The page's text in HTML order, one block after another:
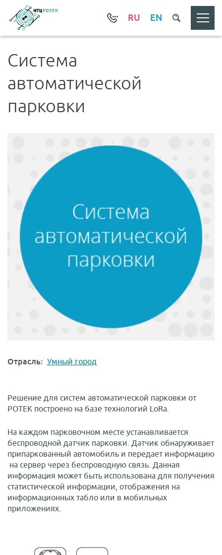
RU EN
Система
автоматической
парковки
Отрасль: Умный город
Решение для систем автоматической парковки от
РОТЕК построено на базе технологий LoRa.
На каждом парковочном месте устанавливается
беспроводной датчик парковки. Датчик обнаруживает
припаркованный автомобиль и передает информацию
на сервер через беспроводную связь. Данная
информация может быть использована для получения
статистической информации, отображения на
информационных табло или в мобильных
приложениях.